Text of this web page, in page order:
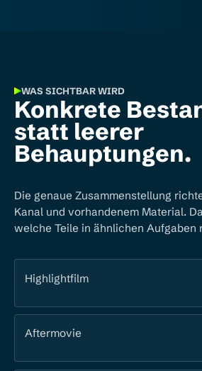
WAS SICHTBAR WIRD
Konkrete
statt leerer
Behauptungen.
Die genaue Zusammenstellung
Kanal und vorhandenem Material.
welche Teile in ähnlichen Aufgaben
Highlightfilm
Aftermovie